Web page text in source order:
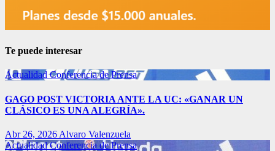
Te puede interesar
ActualidadConferencia de Prensa
GAGO POST VICTORIA ANTE LA UC: «GANAR UN
CLÁSICO ES UNA ALEGRÍA».
Abr 26, 2026 Alvaro Valenzuela
ActualidadConferencia de Prensa